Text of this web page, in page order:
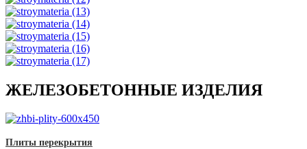
ЖЕЛЕЗОБЕТОННЫЕ ИЗДЕЛИЯ
Плиты перекрытия